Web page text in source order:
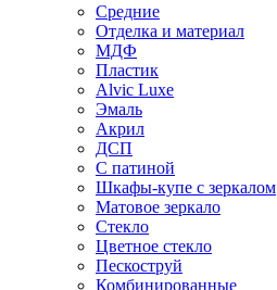
Средние
Отделка и материал
МДФ
Пластик
Alvic Luxe
Эмаль
Акрил
ДСП
С патиной
Шкафы-купе с зеркалом
Матовое зеркало
Стекло
Цветное стекло
Пескоструй
Комбинированные